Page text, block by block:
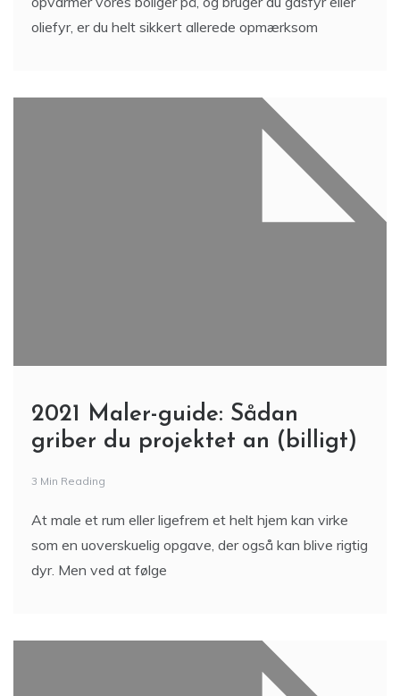
oliefyr, er du helt sikkert allerede opmærksom
2021 Maler-guide: Sådan
griber du projektet an (billigt)
3 Min Reading
At male et rum eller ligefrem et helt hjem kan virke
som en uoverskuelig opgave, der også kan blive rigtig
dyr. Men ved at følge